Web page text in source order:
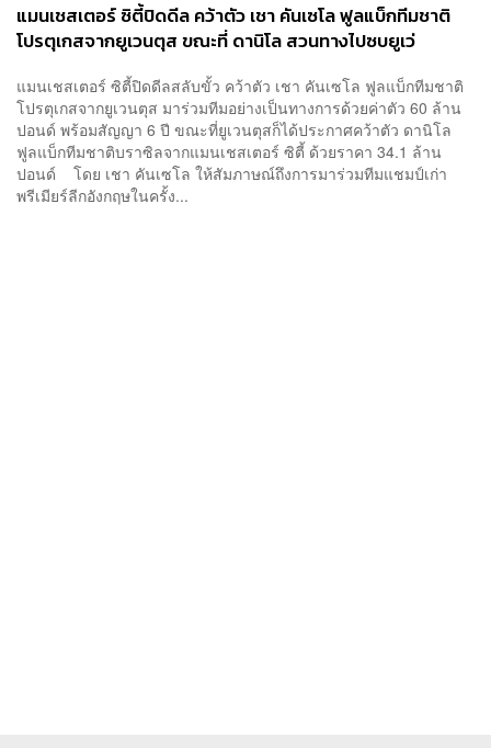
แมนเชสเตอร์ ซิตี้ปิดดีล คว้าตัว เชา คันเซโล ฟูลแบ็กทีมชาติ
โปรตุเกสจากยูเวนตุส ขณะที่ ดานิโล สวนทางไปซบยูเว่
แมนเชสเตอร์ ซิตี้ปิดดีลสลับขั้ว คว้าตัว เชา คันเซโล ฟูลแบ็กทีมชาติ
โปรตุเกสจากยูเวนตุส มาร่วมทีมอย่างเป็นทางการด้วยค่าตัว 60 ล้าน
ปอนด์ พร้อมสัญญา 6 ปี ขณะที่ยูเวนตุสก็ได้ประกาศคว้าตัว ดานิโล
ฟูลแบ็กทีมชาติบราซิลจากแมนเชสเตอร์ ซิตี้ ด้วยราคา 34.1 ล้าน
ปอนด์ โดย เชา คันเซโล ให้สัมภาษณ์ถึงการมาร่วมทีมแชมป์เก่า
พรีเมียร์ลีกอังกฤษในครั้ง...